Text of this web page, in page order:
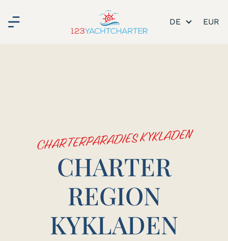
DE
CHARTERPARADIES KYKLADEN
CHARTER
REGION
KYKLADEN